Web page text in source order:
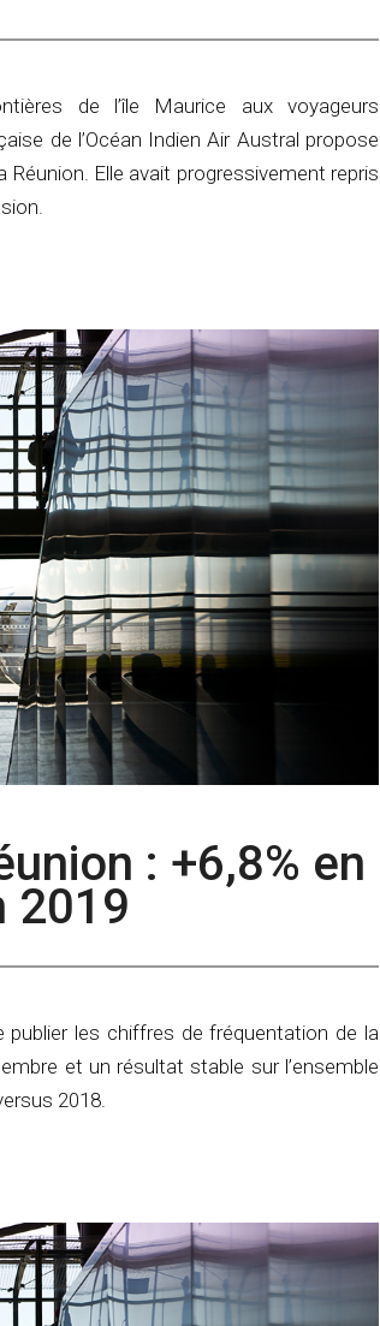
de l’île Maurice aux voyageurs
de l’Océan Indien Air Austral propose
Elle avait progressivement repris
: +6,8% en
2019
publier les chiffres de fréquentation de la
et un résultat stable sur l’ensemble
2018.